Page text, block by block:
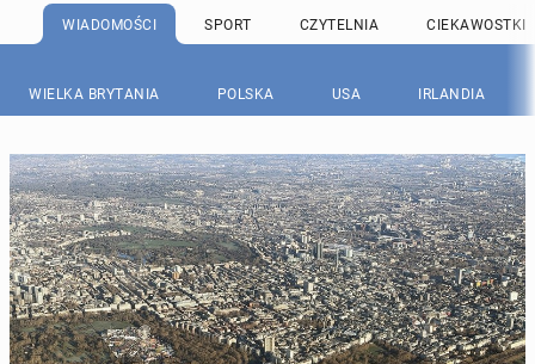
WIADOMOŚCI SPORT CZYTELNIA CIEKAWOSTKI
WIELKA BRYTANIA POLSKA USA IRLANDIA